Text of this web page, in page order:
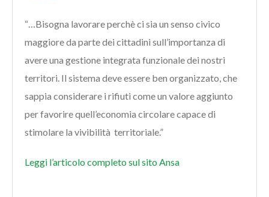
“…Bisogna lavorare perchè ci sia un senso civico
maggiore da parte dei cittadini sull’importanza di
avere una gestione integrata funzionale dei nostri
territori. Il sistema deve essere ben organizzato, che
sappia considerare i rifiuti come un valore aggiunto
per favorire quell’economia circolare capace di
stimolare la vivibilità territoriale.”
Leggi l’articolo completo sul sito Ansa